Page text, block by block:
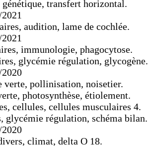
transfert horizontal.
audition, lame de cochlée.
immunologie, phagocytose.
glycémie régulation, glycogène.
verte, pollinisation, noisetier.
photosynthèse, étiolement.
cellules, cellules musculaires 4.
glycémie régulation, schéma bilan.
climat, delta O 18.